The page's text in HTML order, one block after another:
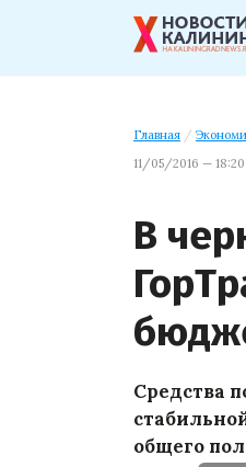
Главная /
11/05/2016 — 18:20
В
Средства
общего